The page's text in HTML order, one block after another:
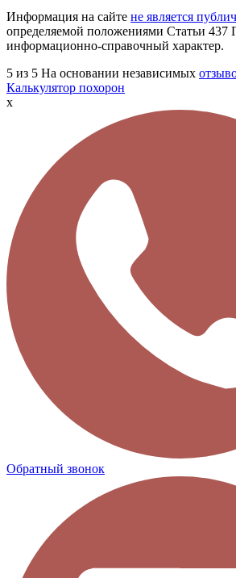
Информация на сайте не является
определяемой положениями Статьи
информационно-справочный характер.
5 из 5 На основании независимых
Калькулятор похорон
x
Обратный звонок